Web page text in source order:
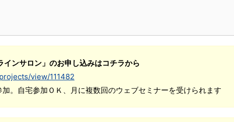
ンサロン」のお申し込みはコチラから
view/111482
。自宅参加ＯＫ、月に複数回のウェブセミナーを受けられます